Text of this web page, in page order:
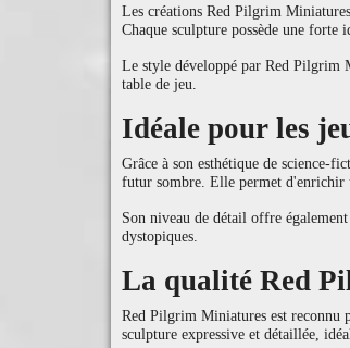
Les créations Red Pilgrim
Chaque sculpture possède une
Le style développé par Red Pilgrim
table de jeu.
Idéale pour les
Grâce à son esthétique de science-
futur sombre. Elle permet d'enrichir
Son niveau de détail offre
dystopiques.
La qualité Red
Red Pilgrim Miniatures est reconnu
sculpture expressive et détaillée,